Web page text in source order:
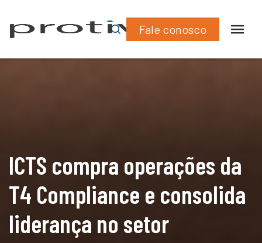
Fale conosco
ICTS compra operações da
T4 Compliance e consolida
liderança no setor